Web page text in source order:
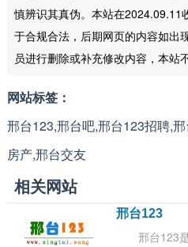
慎辨识其真伪。本站在2024.09.11
于合规合法，后期网页的内容如出
员进行删除或补充修改内容，本站
网站标签：
邢台123,邢台吧,邢台123招聘,
房产,邢台交友
相关网站
邢台123
邢台123